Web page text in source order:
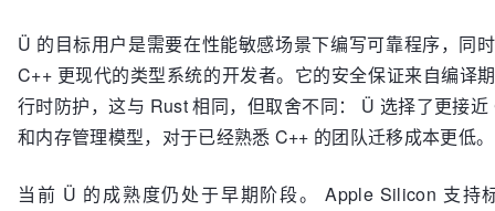
Ü 的目标用户是需要在性能敏感场景下编写可靠程序，同
C++ 更现代的类型系统的开发者。它的安全保证来自编译
行时防护，这与 Rust 相同，但取舍不同： Ü 选择了更接近
和内存管理模型，对于已经熟悉 C++ 的团队迁移成本更低。
当前 Ü 的成熟度仍处于早期阶段。 Apple Silicon 支持